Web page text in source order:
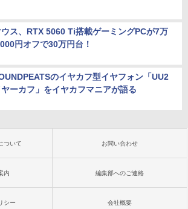
ウス、RTX 5060 Ti搭載ゲーミングPCが7万
円オフで30万円台！
のイヤカフ型イヤフォン「UU2
ヤーカフ」をイヤカフマニアが語る
ついて お問い合わせ
内 編集部へのご連絡
シー 会社概要